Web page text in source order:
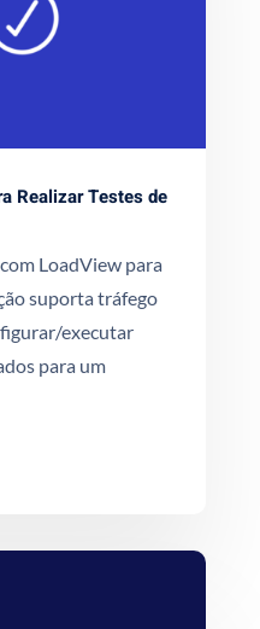
Realizar Testes de
LoadView para
suporta tráfego
executar
para um